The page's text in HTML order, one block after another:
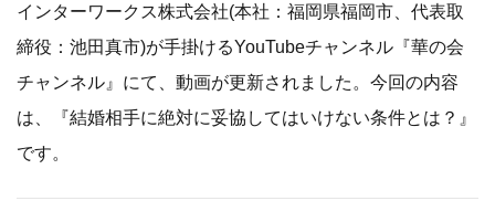
インターワークス株式会社(本社：福岡県福岡市、代表取
締役：池田真市)が手掛けるYouTubeチャンネル『華の会
チャンネル』にて、動画が更新されました。今回の内容
は、『結婚相手に絶対に妥協してはいけない条件とは？』
です。